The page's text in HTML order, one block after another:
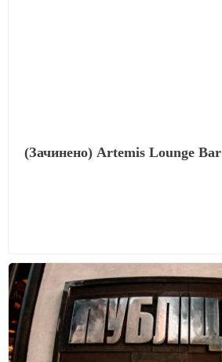
(Зачинено) Artemis Lounge Bar